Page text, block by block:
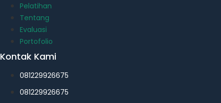
Pelatihan
Tentang
Evaluasi
Portofolio
Kontak Kami
081229926675
081229926675